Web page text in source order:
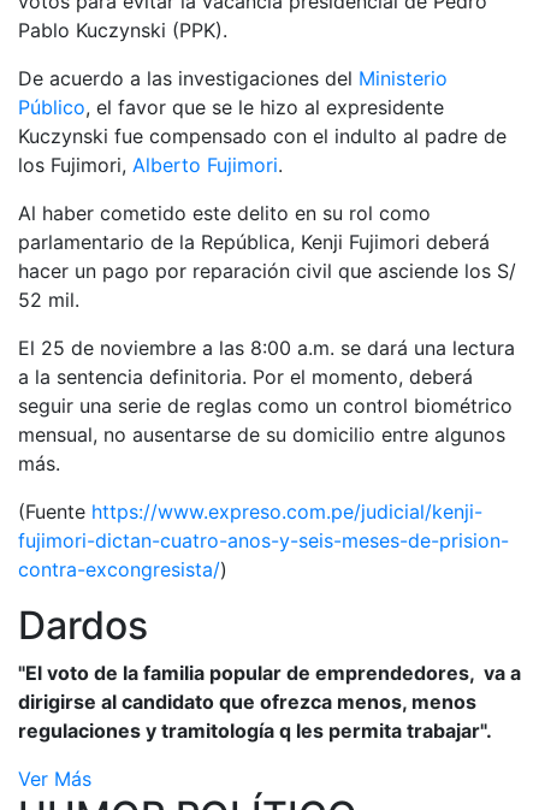
Pablo Kuczynski (PPK).
De acuerdo a las investigaciones del Ministerio
Público, el favor que se le hizo al expresidente
Kuczynski fue compensado con el indulto al padre de
los Fujimori, Alberto Fujimori.
Al haber cometido este delito en su rol como
parlamentario de la República, Kenji Fujimori deberá
hacer un pago por reparación civil que asciende los S/
52 mil.
El 25 de noviembre a las 8:00 a.m. se dará una lectura
a la sentencia definitoria. Por el momento, deberá
seguir una serie de reglas como un control biométrico
mensual, no ausentarse de su domicilio entre algunos
más.
(Fuente https://www.expreso.com.pe/judicial/kenji-
fujimori-dictan-cuatro-anos-y-seis-meses-de-prision-
contra-excongresista/)
Dardos
"El voto de la familia popular de emprendedores, va a
dirigirse al candidato que ofrezca menos, menos
regulaciones y tramitología q les permita trabajar".
Ver Más